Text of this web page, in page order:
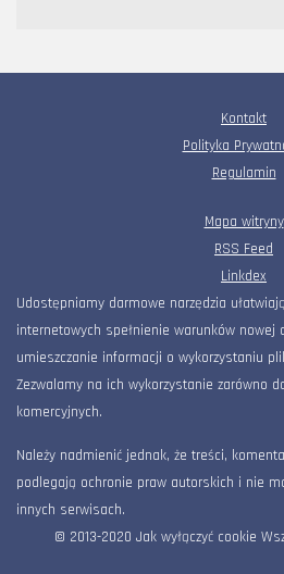
Kontakt
Polityka
Regulamin
Mapa witryny
RSS Feed
Linkdex
Udostępniamy darmowe narzędzia
internetowych spełnienie warunków nowej
umieszczanie informacji o wykorzystaniu
Zezwalamy na ich wykorzystanie zarówno
komercyjnych.
Należy nadmienić jednak, że treści,
podlegają ochronie praw autorskich i nie
innych serwisach.
© 2013-2020 Jak wyłączyć cookie